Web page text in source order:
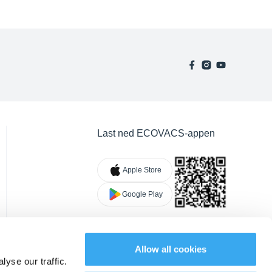
our traffic.
Allow all cookies
Last ned ECOVACS-appen
Apple Store
Google Play